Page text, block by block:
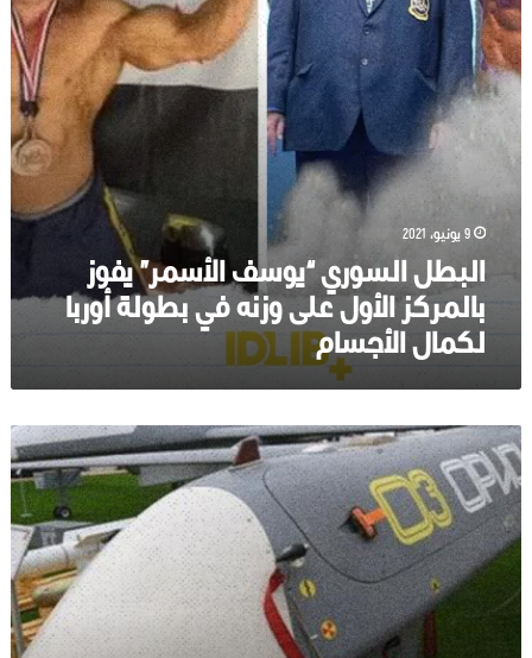
الأول
على
وزنه
أوربا
لكمال
9 يونيو، 2021
البطل السوري “يوسف الأسمر” يفوز
بالمركز الأول على وزنه في بطولة أوربا
لكمال الأجسام
روسيا
تختبر
تقنية
لتوجيه
طائرات
“إينوخودتس”
المسيرة
في